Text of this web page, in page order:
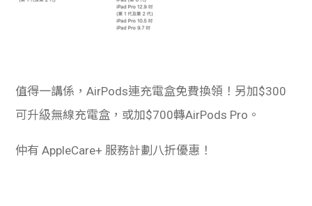
值得一講係，AirPods連充電盒免費換領！另加$300
可升級無線充電盒，或加$700轉AirPods Pro。
仲有 AppleCare+ 服務計劃八折優惠！